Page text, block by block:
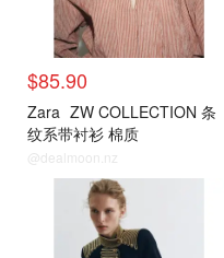
$85.90
Zara ZW COLLECTION 条
纹系带衬衫 棉质
@dealmoon.nz